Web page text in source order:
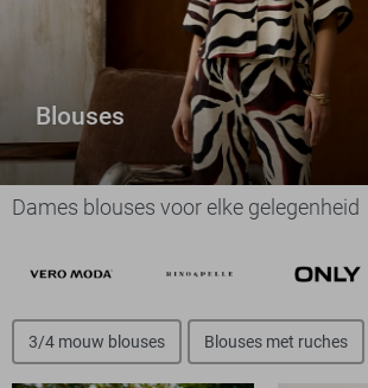
Blouses
Dames blouses voor elke gelegenheid
3/4 mouw blouses Blouses met ruches